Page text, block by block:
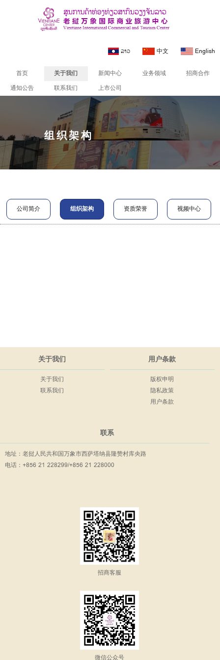
ລາວ 中文 English
首页 关于我们 新闻中心 业务领域
招商合作
通知公告
联系我们 上市公司
组织架构
公司简介 组织架构 资质荣誉 视频中心
关于我们
关于我们
联系我们
用户条款
版权申明
隐私政策
用户条款
联系
地址：老挝人民共和国万象市西萨塔纳县隆赞村库央路
电话：+856 21 228299/+856 21 228000
招商客服
微信公众号